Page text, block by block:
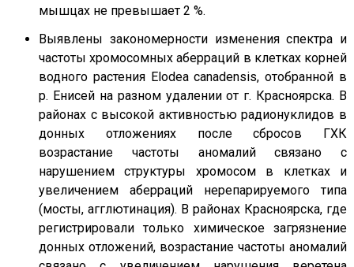
мышцах не превышает 2 %.
Выявлены закономерности изменения спектра и
частоты хромосомных аберраций в клетках корней
водного растения Elodea canadensis, отобранной в
р. Енисей на разном удалении от г. Красноярска. В
районах с высокой активностью радионуклидов в
донных отложениях после сбросов ГХК
возрастание частоты аномалий связано с
нарушением структуры хромосом в клетках и
увеличением аберраций нерепарируемого типа
(мосты, агглютинация). В районах Красноярска, где
регистрировали только химическое загрязнение
донных отложений, возрастание частоты аномалий